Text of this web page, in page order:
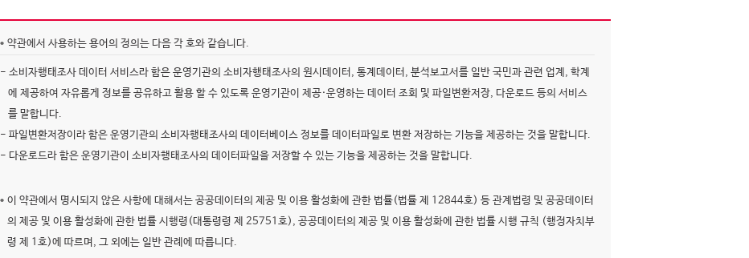
약관에서 사용하는 용어의 정의는 다음 각 호와 같습니다.
- 소비자행태조사 데이터 서비스라 함은 운영기관의 소비자행태조사의 원시데이터, 통계데이터, 분석보고서를 일반 국민과 관련 업계, 학계
에 제공하여 자유롭게 정보를 공유하고 활용 할 수 있도록 운영기관이 제공·운영하는 데이터 조회 및 파일변환저장, 다운로드 등의 서비스
를 말합니다.
- 파일변환저장이라 함은 운영기관의 소비자행태조사의 데이터베이스 정보를 데이터파일로 변환 저장하는 기능을 제공하는 것을 말합니다.
- 다운로드라 함은 운영기관이 소비자행태조사의 데이터파일을 저장할 수 있는 기능을 제공하는 것을 말합니다.
이 약관에서 명시되지 않은 사항에 대해서는 공공데이터의 제공 및 이용 활성화에 관한 법률(법률 제 12844호) 등 관계법령 및 공공데이터
의 제공 및 이용 활성화에 관한 법률 시행령(대통령령 제 25751호), 공공데이터의 제공 및 이용 활성화에 관한 법률 시행 규칙 (행정자치부
령 제 1호)에 따르며, 그 외에는 일반 관례에 따릅니다.